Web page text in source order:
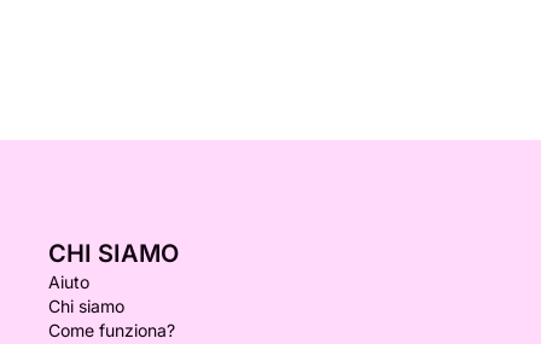
CHI SIAMO
Aiuto
Chi siamo
Come funziona?